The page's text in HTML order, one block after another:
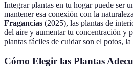
Integrar plantas en tu hogar puede ser
mantener esa conexión con la
Fragancias (2025), las plantas de
del aire y aumentar tu concentración y
plantas fáciles de cuidar son el potos,
Cómo Elegir las Plantas